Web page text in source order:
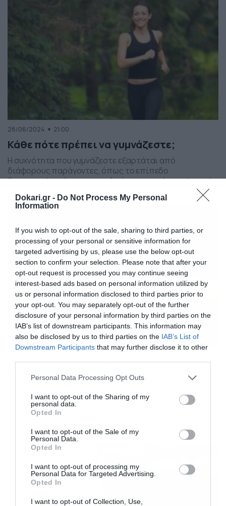
Dokari.gr - Do Not Process My Personal
Information
If you wish to opt-out of the sale, sharing to third parties, or
processing of your personal or sensitive information for
targeted advertising by us, please use the below opt-out
section to confirm your selection. Please note that after your
opt-out request is processed you may continue seeing
interest-based ads based on personal information utilized by
us or personal information disclosed to third parties prior to
your opt-out. You may separately opt-out of the further
disclosure of your personal information by third parties on the
IAB’s list of downstream participants. This information may
also be disclosed by us to third parties on the IAB’s List of
Downstream Participants that may further disclose it to other
Please note that this website/app uses one or more Google
not limited to your visit or usage behaviour. You may click to
grant or deny consent to Google and its third-party tags to
use your data for below specified purposes in below Google
consent section.
Personal Data Processing Opt Outs
I want to opt-out of the Sharing of my
personal data.
Opted In
I want to opt-out of the Sale of my
Personal Data.
Opted In
I want to opt-out of processing my
Personal Data for Targeted Advertising.
Opted In
I want to opt-out of Collection, Use,
ομοσπονδιακού προπονητή για απόπειρα βιασμού. Να
σημειωθεί ότι ο συγκεκριμένος ομοσπονδιακός […]
28/06/2024 21:00
Κάθε πότε πρέπει να γυμνάζεστε;
Η συχνότητα που γυμνάζεστε εξαρτάται από
διάφορους παράγοντες, όπως το επίπεδο
δραστηριότητάς σας, την ηλικία, τους στόχους φυσικής
κατάστασης και πολλά άλλα. Πολλές φορές μπορεί να
αναρωτιέστε, « Πόση ώρα χρειάζεται να ασκούμαι; » και
« Είναι αρκετή η γυμναστική τρεις μέρες; » Γενικά, οι
δραστηριότητας την εβδομάδα ή […]
πρόσθετα οφέλη
Η γυμναστική σε φυσικό περιβάλλον όπως ένα τζόκινγκ
σε ένα πάρκο, μια βόλτα με ποδήλατο κατά μήκος ενός
μονοπατιού είναι πιο ωφέλιμη από την άσκηση σε
εσωτερικούς χώρους, προτείνει μια νέα κριτική.
Ωστόσο, η πρόσβαση σε φυσικές περιοχές που είναι
δημόσιες ποικίλλει ευρέως, καθώς δεν έχουν όλοι την
σημείωσαν οι […]